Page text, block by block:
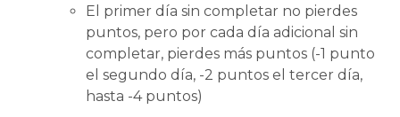
El primer día sin completar no pierdes
puntos, pero por cada día adicional sin
completar, pierdes más puntos (-1 punto
el segundo día, -2 puntos el tercer día,
hasta -4 puntos)